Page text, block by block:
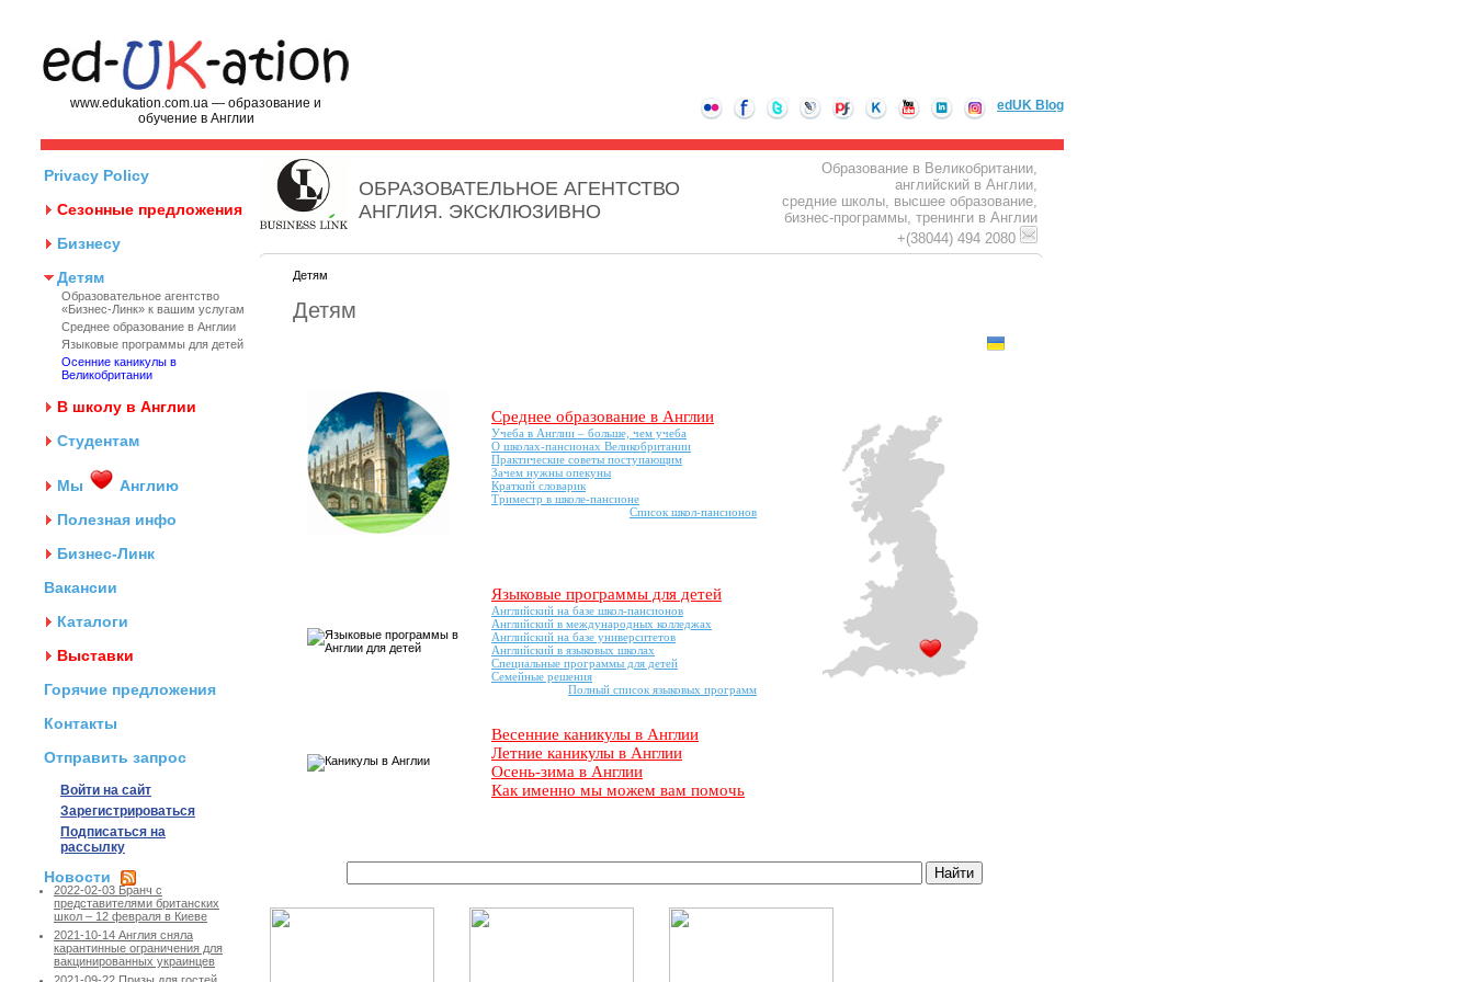
www.edukation.com.ua — образование и
обучение в Англии
edUK Blog
Privacy Policy
Сезонные предложения
Бизнесу
Детям
Образовательное агентство
«Бизнес-Линк» к вашим услугам
Среднее образование в Англии
Языковые программы для детей
Осенние каникулы в
Великобритании
В школу в Англии
Студентам
Мы
Англию
Полезная инфо
Бизнес-Линк
Вакансии
Каталоги
Выставки
Горячие предложения
Контакты
Отправить запрос
Войти на сайт
Зарегистрироваться
Подписаться на
рассылку
Новости
2022-02-03 Бранч с
представителями британских
школ – 12 февраля в Киеве
2021-10-14 Англия сняла
карантинные ограничения для
вакцинированных украинцев
ОБРАЗОВАТЕЛЬНОЕ АГЕНТСТВО
АНГЛИЯ. ЭКСКЛЮЗИВНО
Образование в Великобритании,
английский в Англии,
средние школы, высшее образование,
бизнес-программы, тренинги в Англии
+(38044) 494 2080
Детям
Детям
Среднее образование в Англии
Учеба в Англии – больше, чем учеба
О школах-пансионах Великобритании
Практические советы поступающим
Зачем нужны опекуны
Краткий словарик
Триместр в школе-пансионе
Список школ-пансионов
Языковые программы для детей
Английский на базе школ-пансионов
Английский в международных колледжах
Английский на базе университетов
Английский в языковых школах
Специальные программы для детей
Семейные решения
Полный список языковых программ
Весенние каникулы в Англии
Летние каникулы в Англии
Осень-зима в Англии
Как именно мы можем вам помочь